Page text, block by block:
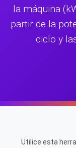
la máquina
partir de la
ciclo y
Utilice esta